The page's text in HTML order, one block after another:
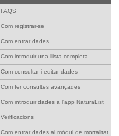
FAQS
Com registrar-se
Com entrar dades
Com introduir una llista completa
Com consultar i editar dades
Com fer consultes avançades
Com introduir dades a l'app NaturaList
Verificacions
Com entrar dades al mòdul de mortalitat